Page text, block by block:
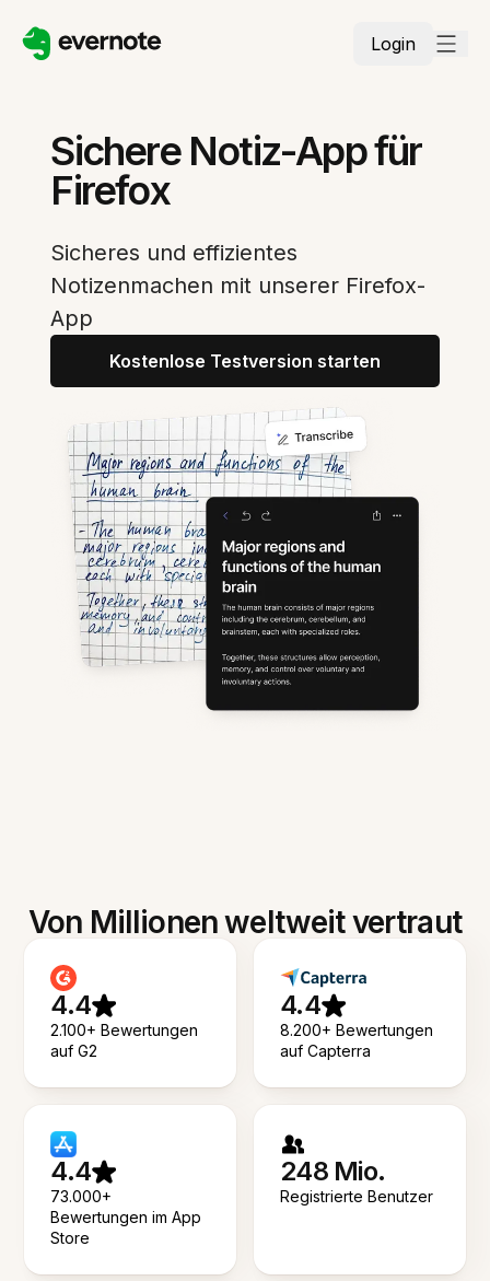
Login
Sichere Notiz-App für
Firefox
Sicheres und effizientes
Notizenmachen mit unserer Firefox-
App
Kostenlose Testversion starten
Von Millionen weltweit vertraut
4.4
2.100+ Bewertungen
auf G2
4.4
8.200+ Bewertungen
auf Capterra
4.4
73.000+
Bewertungen im App
Store
248 Mio.
Registrierte Benutzer